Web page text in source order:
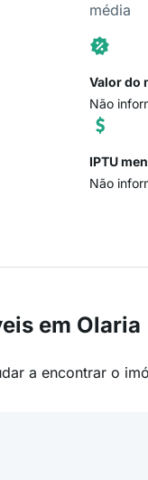
média
Valor do
Não
IPTU
Não
em Olaria
a encontrar o